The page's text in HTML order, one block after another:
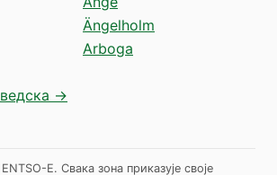
Ängelholm
Arboga
→
E. Свака зона приказује своје